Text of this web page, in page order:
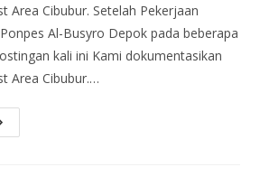
Area Cibubur. Setelah Pekerjaan
Al-Busyro Depok pada beberapa
kali ini Kami dokumentasikan
Area Cibubur.…